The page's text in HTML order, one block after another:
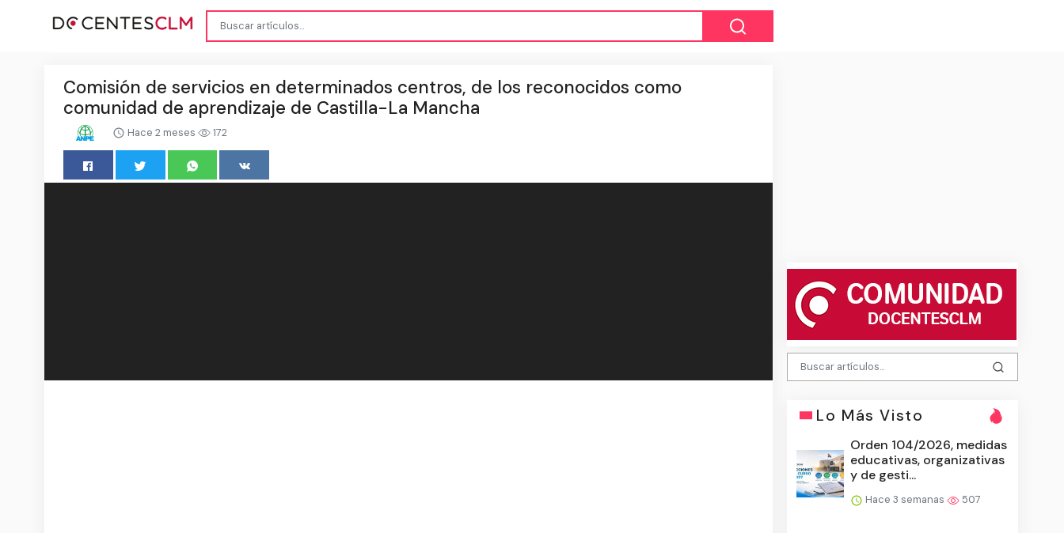
Comisión de servicios en determinados centros, de los reconocidos como
comunidad de aprendizaje de Castilla-La Mancha
Hace 2 meses 172
Lo Más Visto
Orden 104/2026, medidas
educativas, organizativas
y de gesti...
Hace 3 semanas 507